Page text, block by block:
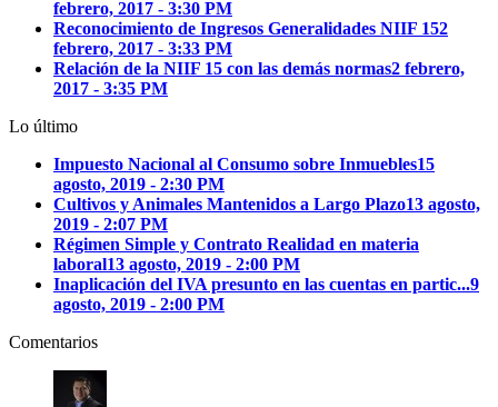
febrero, 2017 - 3:30 PM
Reconocimiento de Ingresos Generalidades NIIF 152
febrero, 2017 - 3:33 PM
Relación de la NIIF 15 con las demás normas2 febrero,
2017 - 3:35 PM
Lo último
Impuesto Nacional al Consumo sobre Inmuebles15
agosto, 2019 - 2:30 PM
Cultivos y Animales Mantenidos a Largo Plazo13 agosto,
2019 - 2:07 PM
Régimen Simple y Contrato Realidad en materia
laboral13 agosto, 2019 - 2:00 PM
Inaplicación del IVA presunto en las cuentas en partic...9
agosto, 2019 - 2:00 PM
Comentarios